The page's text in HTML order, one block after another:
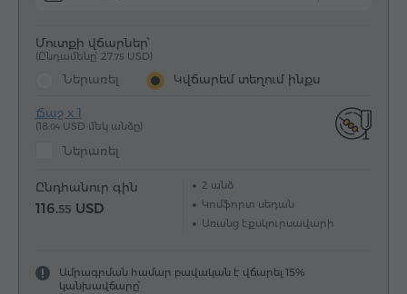
Մուտքի վճարներ՝
(Ընդամենը՝ 27.75 USD)
Ներառել Կվճարեմ տեղում ինքս
Ճաշ x 1
(18.04 USD մեկ անձը)
Ներառել
Ընդհանուր գին
116.55 USD
2 անձ
Կոմֆորտ սեդան
Առանց էքսկուրսավարի
Ամրագրման համար բավական է վճարել 15%
կանխավճարը՝